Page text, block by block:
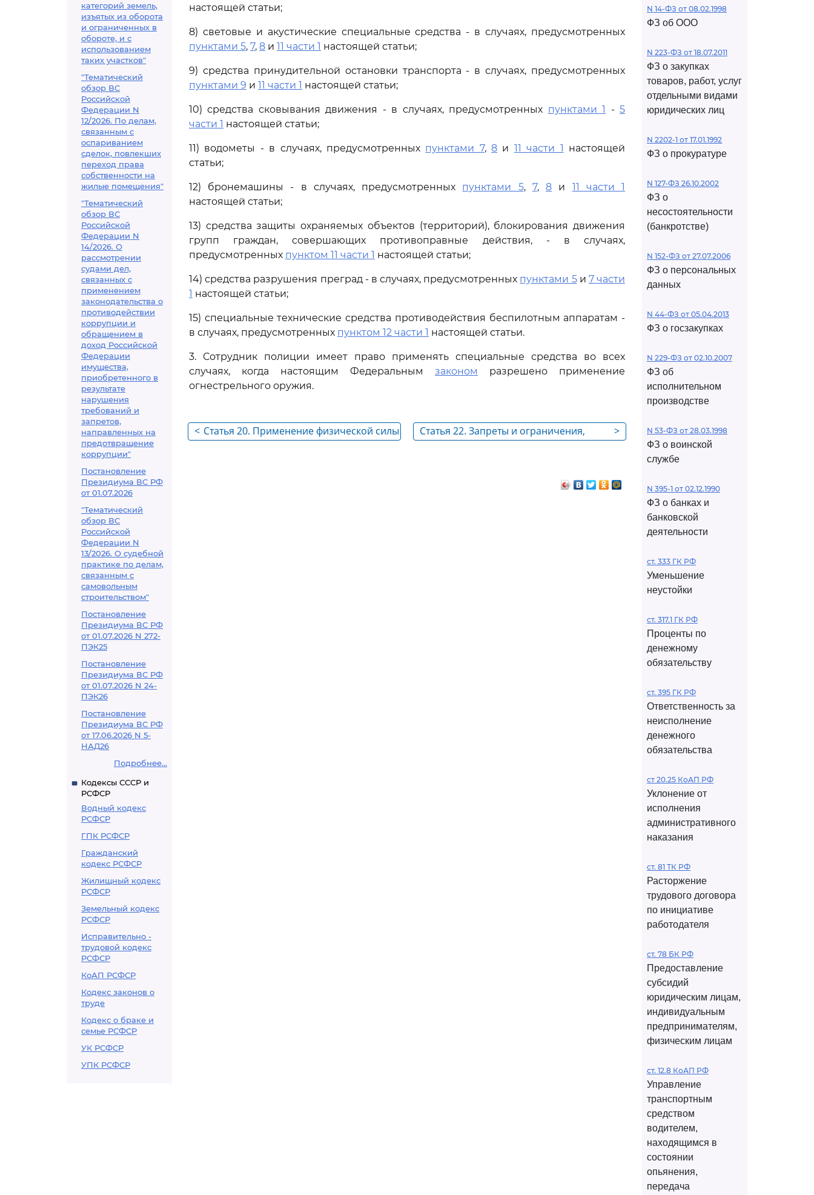
категорий земель,
изъятых из оборота
и ограниченных в
обороте, и с
использованием
таких участков"
"Тематический
обзор ВС
Российской
Федерации N
12/2026. По делам,
связанным с
оспариванием
сделок, повлекших
переход права
собственности на
жилые помещения"
"Тематический
обзор ВС
Российской
Федерации N
14/2026. О
рассмотрении
судами дел,
связанных с
применением
законодательства о
противодействии
коррупции и
обращением в
доход Российской
Федерации
имущества,
приобретенного в
результате
нарушения
требований и
запретов,
направленных на
предотвращение
коррупции"
Постановление
Президиума ВС РФ
от 01.07.2026
"Тематический
обзор ВС
Российской
Федерации N
13/2026. О судебной
практике по делам,
связанным с
самовольным
строительством"
Постановление
Президиума ВС РФ
от 01.07.2026 N 272-
ПЭК25
Постановление
Президиума ВС РФ
от 01.07.2026 N 24-
ПЭК26
Постановление
Президиума ВС РФ
от 17.06.2026 N 5-
НАД26
Подробнее...
Кодексы СССР и
РСФСР
Водный кодекс
РСФСР
ГПК РСФСР
Гражданский
кодекс РСФСР
Жилищный кодекс
РСФСР
Земельный кодекс
РСФСР
Исправительно -
трудовой кодекс
РСФСР
КоАП РСФСР
Кодекс законов о
труде
Кодекс о браке и
семье РСФСР
УК РСФСР
УПК РСФСР
настоящей статьи;
8) световые и акустические специальные средства - в случаях, предусмотренных
пунктами 5, 7, 8 и 11 части 1 настоящей статьи;
9) средства принудительной остановки транспорта - в случаях, предусмотренных
пунктами 9 и 11 части 1 настоящей статьи;
10) средства сковывания движения - в случаях, предусмотренных пунктами 1 -5
части 1 настоящей статьи;
11) водометы - в случаях, предусмотренных пунктами 7,8 и 11 части 1 настоящей
статьи;
12) бронемашины - в случаях, предусмотренных пунктами 5, 7,8 и 11 части 1
настоящей статьи;
13) средства защиты охраняемых объектов (территорий), блокирования движения
групп граждан, совершающих противоправные действия, - в случаях,
предусмотренных пунктом 11 части 1 настоящей статьи;
14) средства разрушения преград - в случаях, предусмотренных пунктами 5и 7 части
1 настоящей статьи;
15) специальные технические средства противодействия беспилотным аппаратам -
в случаях, предусмотренных пунктом 12 части 1 настоящей статьи.
3. Сотрудник полиции имеет право применять специальные средства во всех
случаях, когда настоящим Федеральным законом
разрешено применение
огнестрельного оружия.
< Статья 20. Применение физической силы >
Статья 22. Запреты и ограничения,
N 14-ФЗ от 08.02.1998
ФЗ об ООО
N 223-ФЗ от 18.07.2011
ФЗ о закупках
товаров, работ, услуг
отдельными видами
юридических лиц
N 2202-1 от 17.01.1992
ФЗ о прокуратуре
N 127-ФЗ 26.10.2002
ФЗ о
несостоятельности
(банкротстве)
N 152-ФЗ от 27.07.2006
ФЗ о персональных
данных
N 44-ФЗ от 05.04.2013
ФЗ о госзакупках
N 229-ФЗ от 02.10.2007
ФЗ об
исполнительном
производстве
N 53-ФЗ от 28.03.1998
ФЗ о воинской
службе
N 395-1 от 02.12.1990
ФЗ о банках и
банковской
деятельности
ст. 333 ГК РФ
Уменьшение
неустойки
ст. 317.1 ГК РФ
Проценты по
денежному
обязательству
ст. 395 ГК РФ
Ответственность за
неисполнение
денежного
обязательства
ст 20.25 КоАП РФ
Уклонение от
исполнения
административного
наказания
ст. 81 ТК РФ
Расторжение
трудового договора
по инициативе
работодателя
ст. 78 БК РФ
Предоставление
субсидий
юридическим лицам,
индивидуальным
предпринимателям,
физическим лицам
ст. 12.8 КоАП РФ
Управление
транспортным
средством
водителем,
находящимся в
состоянии
опьянения,
передача